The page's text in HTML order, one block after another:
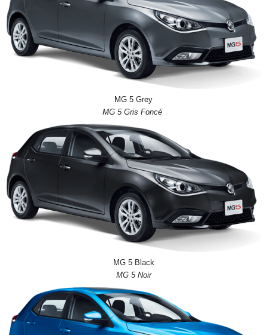
MG 5 Grey
MG 5 Gris Foncé
MG 5 Black
MG 5 Noir